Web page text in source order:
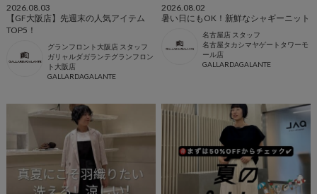
2026.08.03
【GF大阪店】先週末の人気アイテム
TOP5！
グランフロント大阪店 スタッフ
ガリャルダガランテグランフロン
ト大阪店
GALLARDAGALANTE
2026.08.02
暑い日にもOK！新鮮なシャギーニット
名古屋店 スタッフ
名古屋タカシマヤゲートタワーモ
ール店
GALLARDAGALANTE